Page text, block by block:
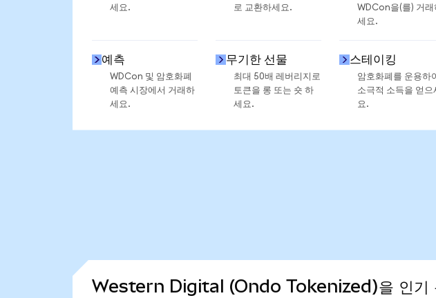
세요.
로 교환하세요.
WDCon을(를) 거래
세요.
예측
WDCon 및 암호화폐
예측 시장에서 거래하
세요.
무기한 선물
최대 50배 레버리지로
토큰을 롱 또는 숏 하
세요.
스테이킹
암호화폐를 운용하
소극적 소득을 얻으
요.
Western Digital (Ondo Tokenized)을 인기